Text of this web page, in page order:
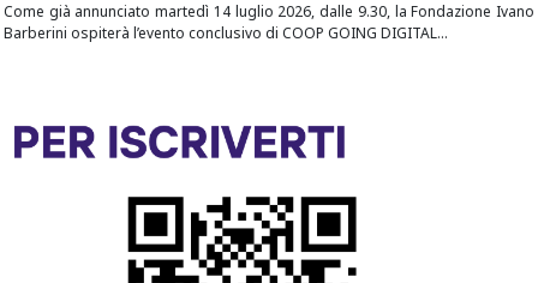
Come già annunciato martedì 14 luglio 2026, dalle 9.30, la Fondazione Ivano
Barberini ospiterà l’evento conclusivo di COOP GOING DIGITAL...